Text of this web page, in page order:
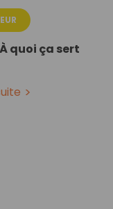
À quoi ça sert